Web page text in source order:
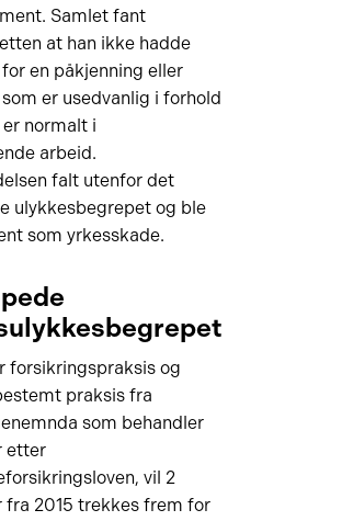
Samlet fant
at han ikke hadde
en påkjenning eller
er usedvanlig i forhold
normalt i
arbeid.
falt utenfor det
ulykkesbegrepet og ble
som yrkesskade.
forsikringspraksis og
praksis fra
som behandler
etter
vil 2
fra 2015 trekkes frem for